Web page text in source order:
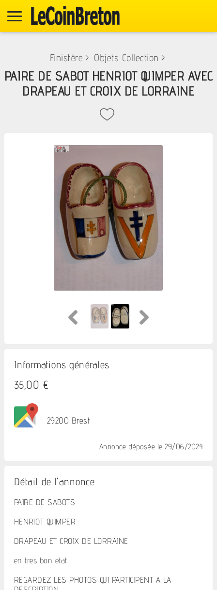
Finistère > Objets Collection >
PAIRE DE SABOT HENRIOT QUIMPER AVEC
DRAPEAU ET CROIX DE LORRAINE
Informations générales
35,00 €
29200 Brest
Annonce déposée le 29/06/2024
Détail de l'annonce
PAIRE DE SABOTS
HENRIOT QUIMPER
DRAPEAU ET CROIX DE LORRAINE
en tres bon etat
REGARDEZ LES PHOTOS QUI PARTICIPENT A LA